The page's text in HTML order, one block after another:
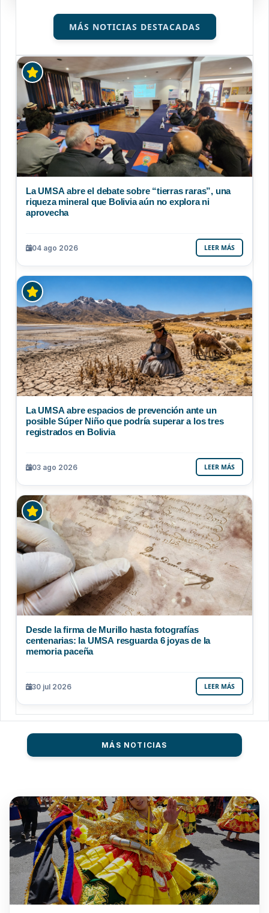
MÁS NOTICIAS DESTACADAS
La UMSA abre el debate sobre “tierras raras”, una
riqueza mineral que Bolivia aún no explora ni
aprovecha
04 ago 2026 LEER MÁS
La UMSA abre espacios de prevención ante un
posible Súper Niño que podría superar a los tres
registrados en Bolivia
03 ago 2026 LEER MÁS
Desde la firma de Murillo hasta fotografías
centenarias: la UMSA resguarda 6 joyas de la
memoria paceña
30 jul 2026 LEER MÁS
MÁS NOTICIAS